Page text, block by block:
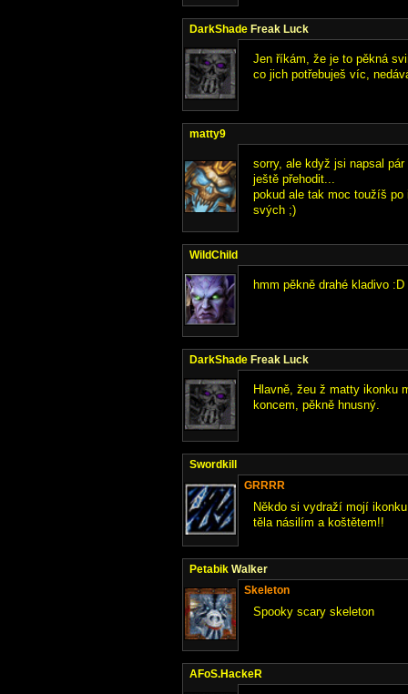
DarkShade Freak Luck
Jen říkám, že je to pěkná
co jich potřebuješ víc,
matty9
sorry, ale když jsi napsal
ještě přehodit...
pokud ale tak moc toužíš
svých ;)
WildChild
hmm pěkně drahé kladivo :D
DarkShade Freak Luck
Hlavně, žeu ž matty ikonku
koncem, pěkně hnusný.
Swordkill
GRRRR
Někdo si vydraží mojí
těla násilím a koštětem!!
Petabik Walker
Skeleton
Spooky scary skeleton
AFoS.HackeR